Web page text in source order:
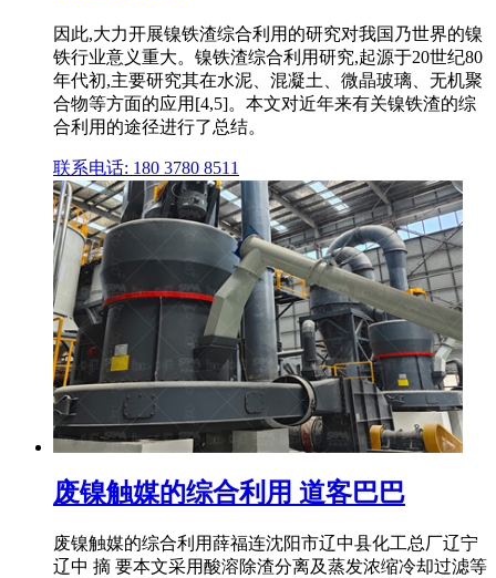
因此,大力开展镍铁渣综合利用的研究对我国乃世界的镍
铁行业意义重大。镍铁渣综合利用研究,起源于20世纪80
年代初,主要研究其在水泥、混凝土、微晶玻璃、无机聚
合物等方面的应用[4,5]。本文对近年来有关镍铁渣的综
合利用的途径进行了总结。
联系电话: 180 3780 8511
废镍触媒的综合利用 道客巴巴
废镍触媒的综合利用薛福连沈阳市辽中县化工总厂辽宁
辽中 摘 要本文采用酸溶除渣分离及蒸发浓缩冷却过滤等